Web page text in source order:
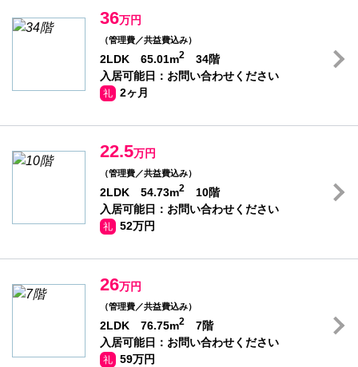
36万円
（管理費／共益費込み）
2LDK 65.01m2
34階
入居可能日：お問い合わせください
礼 2ヶ月
22.5万円
（管理費／共益費込み）
2LDK 54.73m2
10階
入居可能日：お問い合わせください
礼 52万円
26万円
（管理費／共益費込み）
2LDK 76.75m2
7階
入居可能日：お問い合わせください
礼 59万円